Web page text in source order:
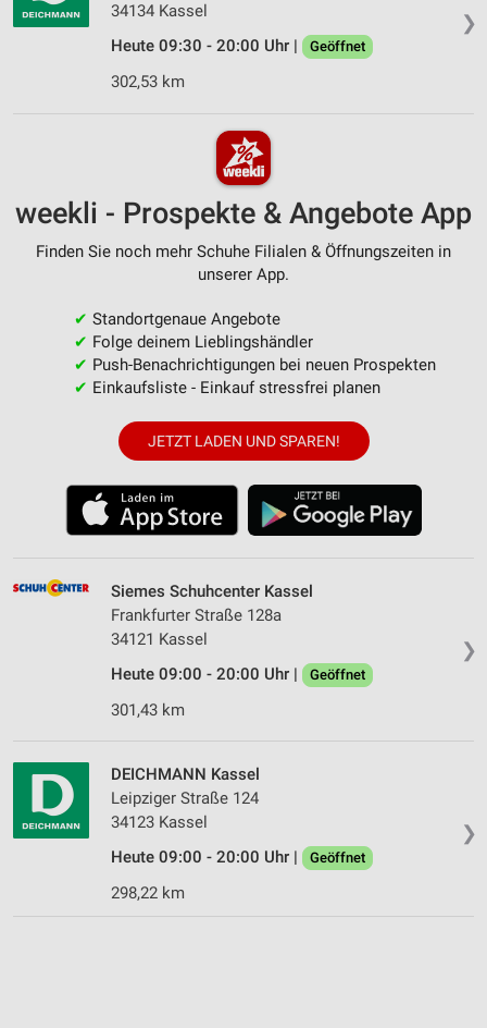
❯
34134 Kassel
Heute 09:30 - 20:00 Uhr |
Geöffnet
302,53 km
weekli - Prospekte & Angebote App
Finden Sie noch mehr Schuhe Filialen & Öffnungszeiten in
unserer App.
✔ Standortgenaue Angebote
✔ Folge deinem Lieblingshändler
✔ Push-Benachrichtigungen bei neuen Prospekten
✔ Einkaufsliste - Einkauf stressfrei planen
JETZT LADEN UND SPAREN!
❯
Siemes Schuhcenter Kassel
Frankfurter Straße 128a
34121 Kassel
Heute 09:00 - 20:00 Uhr |
Geöffnet
301,43 km
❯
DEICHMANN Kassel
Leipziger Straße 124
34123 Kassel
Heute 09:00 - 20:00 Uhr |
Geöffnet
298,22 km